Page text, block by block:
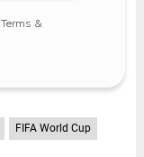
Terms &
FIFA World Cup